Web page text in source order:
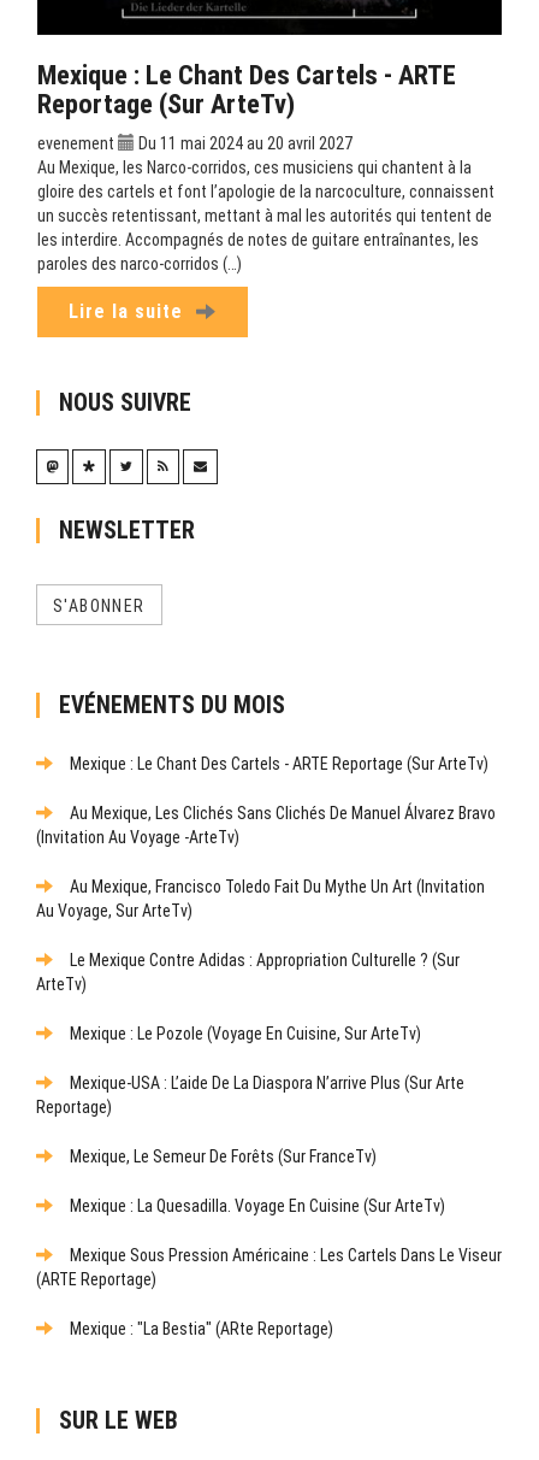
Mexique : Le Chant Des Cartels - ARTE
Reportage (sur ArteTv)
evenement
Du 11 mai 2024 au 20 avril 2027
Au Mexique, les Narco-corridos, ces musiciens qui chantent à la
gloire des cartels et font l’apologie de la narcoculture, connaissent
un succès retentissant, mettant à mal les autorités qui tentent de
les interdire. Accompagnés de notes de guitare entraînantes, les
paroles des narco-corridos (…)
Lire la suite
NOUS SUIVRE
NEWSLETTER
S'ABONNER
EVÉNEMENTS DU MOIS
Mexique : Le Chant Des Cartels - ARTE Reportage (sur ArteTv)
Au Mexique, Les Clichés Sans Clichés De Manuel Álvarez Bravo
(Invitation Au Voyage -ArteTv)
Au Mexique, Francisco Toledo Fait Du Mythe Un Art (Invitation
Au Voyage, Sur ArteTv)
Le Mexique Contre Adidas : Appropriation Culturelle ? (sur
ArteTv)
Mexique : Le Pozole (Voyage En Cuisine, Sur ArteTv)
Mexique-USA : L’aide De La Diaspora N’arrive Plus (sur Arte
Reportage)
Mexique, Le Semeur De Forêts (sur FranceTv)
Mexique : La Quesadilla. Voyage En Cuisine (sur ArteTv)
Mexique Sous Pression Américaine : Les Cartels Dans Le Viseur
(ARTE Reportage)
Mexique : "La Bestia" (ARte Reportage)
SUR LE WEB